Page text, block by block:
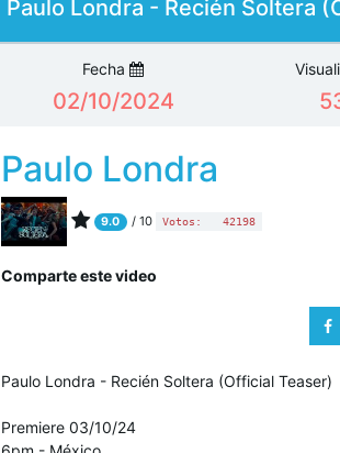
Paulo Londra - Recién Soltera
Fecha
02/10/2024
Paulo Londra
9.0 / 10 Votos: 42198
Comparte este video
Paulo Londra - Recién Soltera (Official Teaser)
Premiere 03/10/24